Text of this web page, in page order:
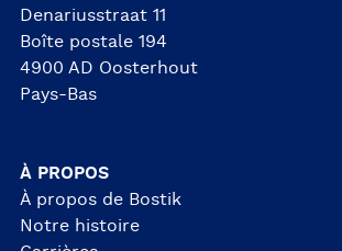
Denariusstraat 11
Boîte postale 194
4900 AD Oosterhout
Pays-Bas
À PROPOS
À propos de Bostik
Notre histoire